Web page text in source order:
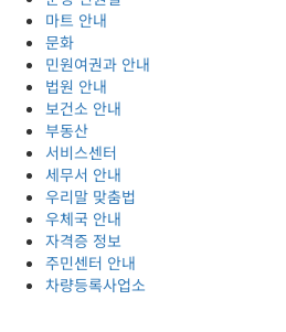
마트 안내
문화
민원여권과 안내
법원 안내
보건소 안내
부동산
서비스센터
세무서 안내
우리말 맞춤법
우체국 안내
자격증 정보
주민센터 안내
차량등록사업소